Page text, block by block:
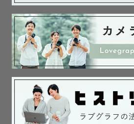
⭐️こだわって撮影したい！
→ゲストの方の思い残すことがない
いたいです。
理想のシチュエーションや、撮
撮影を致します！
⭐️何もわからないので、おまかせがい
→撮影場所や、撮影イメージ、ポー